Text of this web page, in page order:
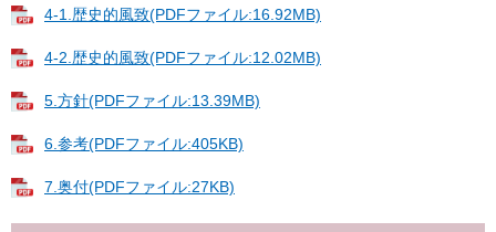
4-1.歴史的風致(PDFファイル:16.92MB)
4-2.歴史的風致(PDFファイル:12.02MB)
5.方針(PDFファイル:13.39MB)
6.参考(PDFファイル:405KB)
7.奥付(PDFファイル:27KB)